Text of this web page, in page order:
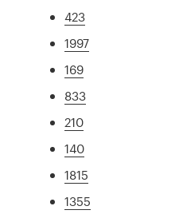
423
1997
169
833
210
140
1815
1355